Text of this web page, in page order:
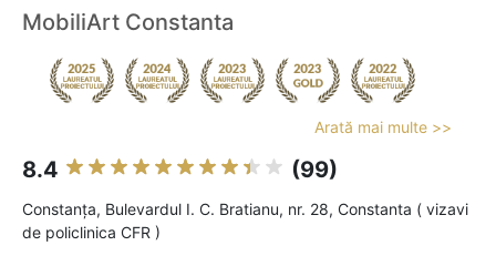
MobiliArt Constanta
Arată mai multe >>
8.4 (99)
Constanţa, Bulevardul I. C. Bratianu, nr. 28, Constanta ( vizavi
de policlinica CFR )